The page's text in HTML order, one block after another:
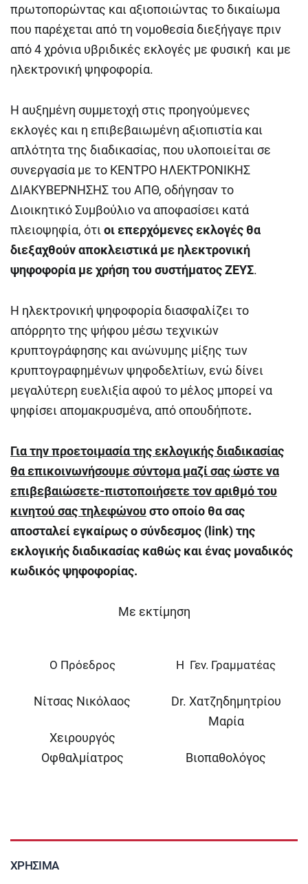
πρωτοπορώντας και αξιοποιώντας το δικαίωμα
που παρέχεται από τη νομοθεσία διεξήγαγε πριν
από 4 χρόνια υβριδικές εκλογές με φυσική και με
ηλεκτρονική ψηφοφορία.
Η αυξημένη συμμετοχή στις προηγούμενες
εκλογές και η επιβεβαιωμένη αξιοπιστία και
απλότητα της διαδικασίας, που υλοποιείται σε
συνεργασία με το ΚΕΝΤΡΟ ΗΛΕΚΤΡΟΝΙΚΗΣ
ΔΙΑΚΥΒΕΡΝΗΣΗΣ του ΑΠΘ, οδήγησαν το
Διοικητικό Συμβούλιο να αποφασίσει κατά
πλειοψηφία, ότι οι επερχόμενες εκλογές θα
διεξαχθούν αποκλειστικά με ηλεκτρονική
ψηφοφορία με χρήση του συστήματος ΖΕΥΣ.
Η ηλεκτρονική ψηφοφορία διασφαλίζει το
απόρρητο της ψήφου μέσω τεχνικών
κρυπτογράφησης και ανώνυμης μίξης των
κρυπτογραφημένων ψηφοδελτίων, ενώ δίνει
μεγαλύτερη ευελιξία αφού το μέλος μπορεί να
ψηφίσει απομακρυσμένα, από οπουδήποτε.
Για την προετοιμασία της εκλογικής διαδικασίας
θα επικοινωνήσουμε σύντομα μαζί σας ώστε να
επιβεβαιώσετε-πιστοποιήσετε τον αριθμό του
κινητού σας τηλεφώνουστο οποίο θα σας
αποσταλεί εγκαίρως ο σύνδεσμος ( link) της
εκλογικής διαδικασίας καθώς και ένας μοναδικός
κωδικός ψηφοφορίας.
Με εκτίμηση
Ο Πρόεδρος
Νίτσας Νικόλαος
Χειρουργός
Οφθαλμίατρος
Η Γεν. Γραμματέας
Dr. Χατζηδημητρίου
Μαρία
Βιοπαθολόγος
ΧΡΉΣΙΜΑ